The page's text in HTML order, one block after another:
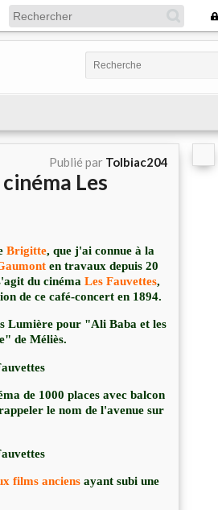
Publié par Tolbiac204
Les
Brigitte, que j'ai connue à la
en travaux depuis 20
du cinéma Les Fauvettes,
de ce café-concert en 1894.
Lumière pour "Ali Baba et les
de Méliès.
de 1000 places avec balcon
le nom de l'avenue sur
films anciensayant subi une